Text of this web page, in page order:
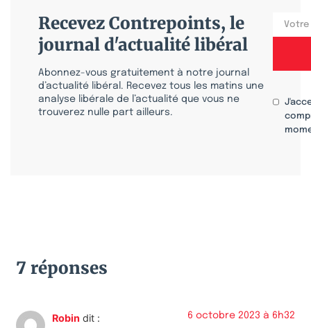
Recevez Contrepoints, le
journal d'actualité libéral
Abonnez-vous gratuitement à notre journal
d’actualité libéral. Recevez tous les matins une
analyse libérale de l’actualité que vous ne
trouverez nulle part ailleurs.
7 réponses
Robin dit : 6 octobre 2023 à 6h32